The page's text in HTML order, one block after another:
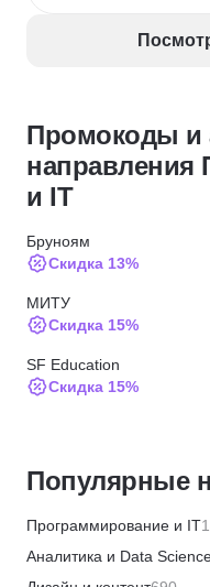
Промокоды и
направления
и IT
Бруноям
Скидка 13%
МИТУ
Скидка 15%
SF Education
Скидка 15%
МИПО
BABOKSchool
Популярные
Программирование и IT
Аналитика и Data